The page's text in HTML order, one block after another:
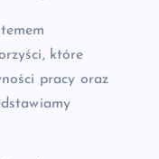
które
pracy oraz